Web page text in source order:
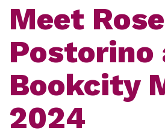
Meet
Postorino
Bookcity
2024